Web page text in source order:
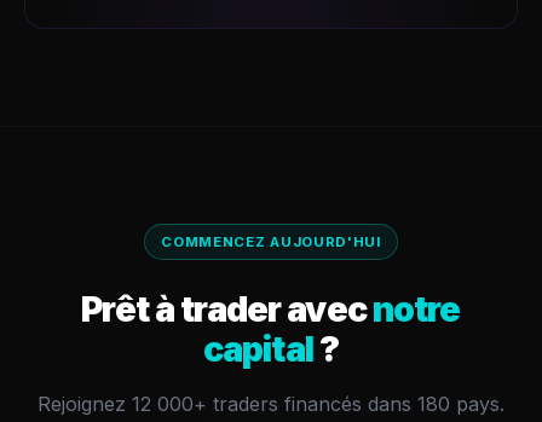
COMMENCEZ AUJOURD'HUI
Prêt à trader avecnotre
capital?
Rejoignez 12 000+ traders financés dans 180 pays.